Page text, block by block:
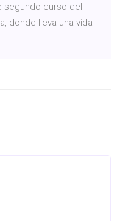
segundo curso del
donde lleva una vida